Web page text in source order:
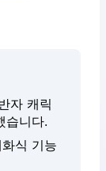
자 캐릭
습니다.
식 기능